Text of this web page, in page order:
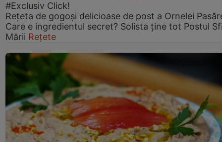
#Exclusiv Click!
Rețeta de gogoşi delicioase de post a Ornelei
Care e ingredientul secret? Solista ține tot Postul
Mării Rețete